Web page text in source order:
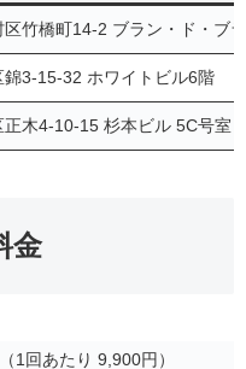
竹橋町14-2 ブラン・ド・ブ
3-15-32 ホワイトビル6階
木4-10-15 杉本ビル 5C号室
金
1回あたり 9,900円）